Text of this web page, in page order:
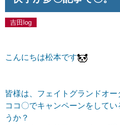
吉田log
こんにちは松本です
皆様は、フェイトグランドオ
ココ〇でキャンペーンをして
うか？